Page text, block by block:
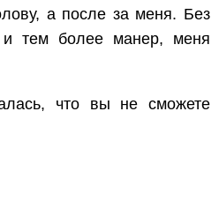
а после за меня. Без
и тем более манер, меня
что вы не сможете